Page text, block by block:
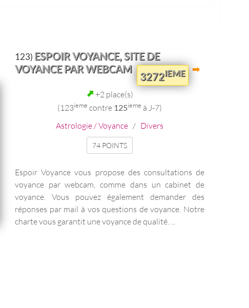
123) ESPOIR VOYANCE, SITE DE
VOYANCE PAR WEBCAM
3272IEME
+2 place(s)
(123ieme contre 125ieme à J-7)
Astrologie / Voyance / Divers
74 POINTS
Espoir Voyance vous propose des consultations de
voyance par webcam, comme dans un cabinet de
voyance. Vous pouvez également demander des
réponses par mail à vos questions de voyance. Notre
charte vous garantit une voyance de qualité. ...